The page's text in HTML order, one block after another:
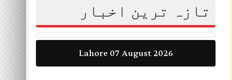
تازہ ترین اخبار
Lahore 07 August 2026